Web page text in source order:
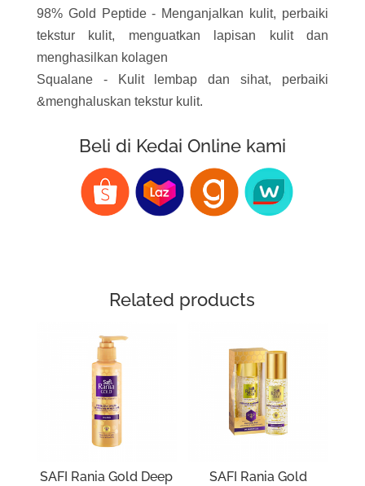
98% Gold Peptide - Menganjalkan kulit, perbaiki
tekstur kulit, menguatkan lapisan kulit dan
menghasilkan kolagen
Squalane - Kulit lembap dan sihat, perbaiki
&menghaluskan tekstur kulit.
Beli di Kedai Online kami
Related products
SAFI Rania Gold Deep
SAFI Rania Gold